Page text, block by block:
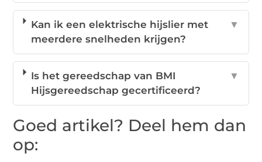
Kan ik een elektrische hijslier met
meerdere snelheden krijgen?
▼
Is het gereedschap van BMI
Hijsgereedschap gecertificeerd?
▼
Goed artikel? Deel hem dan
op: